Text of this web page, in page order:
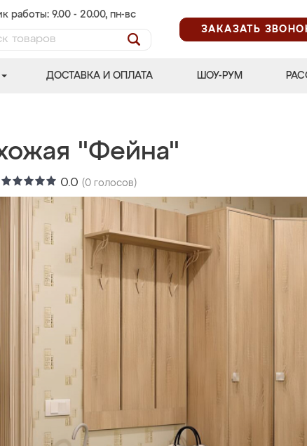
работы: 9.00 - 20.00, пн-вс
ЗАКАЗАТЬ
ДОСТАВКА И ОПЛАТА ШОУ-РУМ
"Фейна"
0.0 (0 голосов)